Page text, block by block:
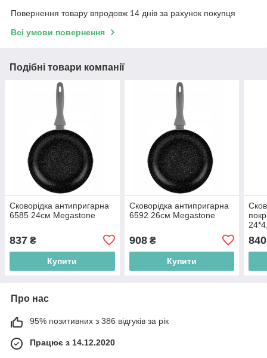
Повернення товару впродовж 14 днів за рахунок покупця
Всі умови повернення
Подібні товари компанії
Сковорідка антипригарна
6585 24см Megastone
837 ₴
Купити
Сковорідка антипригарна
6592 26см Megastone
908₴
Купити
840
Про нас
95% позитивних з 386 відгуків за рік
Працює з 14.12.2020